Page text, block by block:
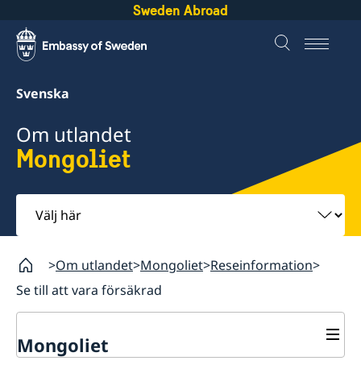
Sweden Abroad
Svenska
Om utlandet
Mongoliet
Välj
här
Om utlandet Mongoliet Reseinformation
Se till att vara försäkrad
Mongoliet